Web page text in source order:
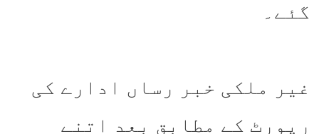
گئے۔
غیر ملکی خبر رساں ادارے کی
رپورٹ کے مطابق بعد اتنے